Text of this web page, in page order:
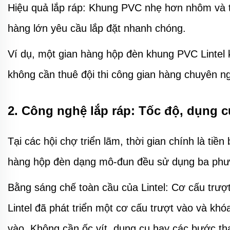
Hiệu quả lắp ráp: Khung PVC nhẹ hơn nhôm
hàng lớn yêu cầu lắp đặt nhanh chóng.
Ví dụ, một gian hàng hộp đèn khung PVC
không cần thuê đội thi công gian hàng chuyên
2. Công nghệ lắp ráp: Tốc độ, dụng
Tại các hội chợ triển lãm, thời gian chính là
hàng hộp đèn dạng mô-đun đều sử dụng ba
Bằng sáng chế toàn cầu của Lintel: Cơ cấu
Lintel đã phát triển một cơ cấu trượt vào và